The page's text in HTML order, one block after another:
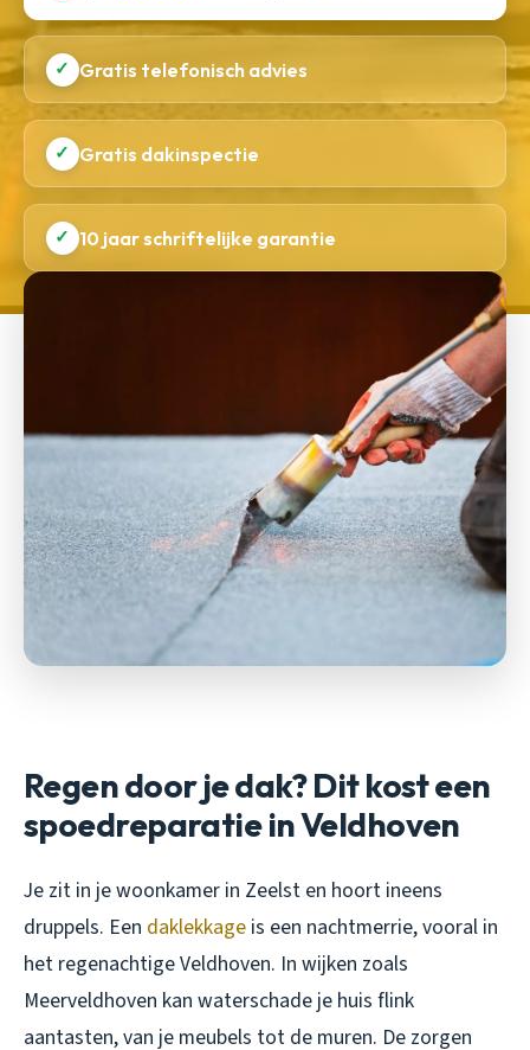
✓ Gratis telefonisch advies
✓ Gratis dakinspectie
✓ 10 jaar schriftelijke garantie
Regen door je dak? Dit kost een
spoedreparatie in Veldhoven
Je zit in je woonkamer in Zeelst en hoort ineens
druppels. Een daklekkage is een nachtmerrie, vooral in
het regenachtige Veldhoven. In wijken zoals
Meerveldhoven kan waterschade je huis flink
aantasten, van je meubels tot de muren. De zorgen